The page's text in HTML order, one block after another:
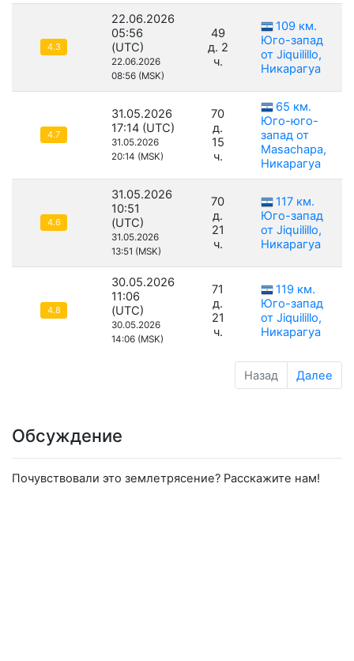
4.3
22.06.2026
05:56
(UTC)
22.06.2026
08:56 (MSK)
49
д. 2
ч.
109 км.
Юго-запад
от Jiquilillo,
Никарагуа
4.7
31.05.2026
17:14 (UTC)
31.05.2026
20:14 (MSK)
70
д.
15
ч.
65 км.
Юго-юго-
запад от
Masachapa,
Никарагуа
4.6
31.05.2026
10:51
(UTC)
31.05.2026
13:51 (MSK)
70
д.
21
ч.
117 км.
Юго-запад
от Jiquilillo,
Никарагуа
4.8
30.05.2026
11:06
(UTC)
30.05.2026
14:06 (MSK)
71
д.
21
ч.
119 км.
Юго-запад
от Jiquilillo,
Никарагуа
Назад Далее
Обсуждение
Почувствовали это землетрясение? Расскажите нам!